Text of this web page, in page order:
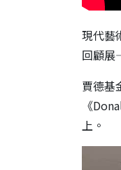
現代藝
回顧
賈德基
《
上。